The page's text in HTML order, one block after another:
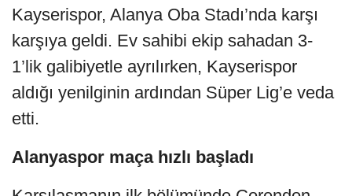
Kayserispor, Alanya Oba Stadı’nda karşı
karşıya geldi. Ev sahibi ekip sahadan 3-
1’lik galibiyetle ayrılırken, Kayserispor
aldığı yenilginin ardından Süper Lig’e veda
etti.
Alanyaspor maça hızlı başladı